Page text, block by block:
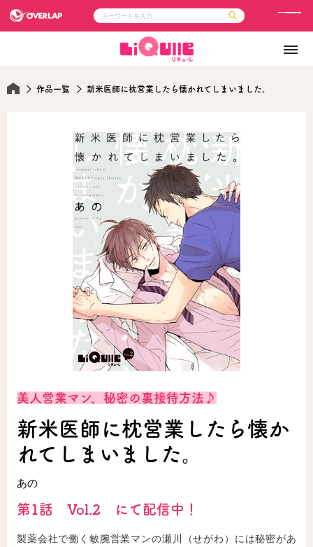
LiQulle
ラブパルフェ
ライトノベル
ノベルスf
ロサージュノベルス
企業
会社概要
アクセス
オーバーラップホールディングス
お問い合わせはこちら
オーバーラップ文庫
オーバーラップノベルス
オーバーラップノベルスf
ロサージュノベルス
コミックガルド
リキューレ
メ
作品一覧 新米医師に枕営業したら懐かれてしまいました。
美人営業マン、秘密の裏接待方法♪
新米医師に枕営業したら懐か
れてしまいました。
あの
第1話 Vol.2 にて配信中！
製薬会社で働く敏腕営業マンの瀬川（せがわ）には秘密があ